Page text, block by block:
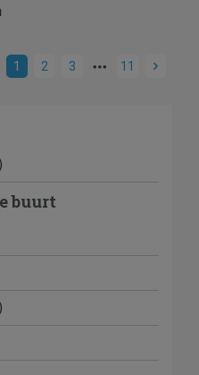
1 2 3 11
buurt